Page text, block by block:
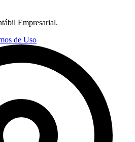
Empresarial.
de Uso